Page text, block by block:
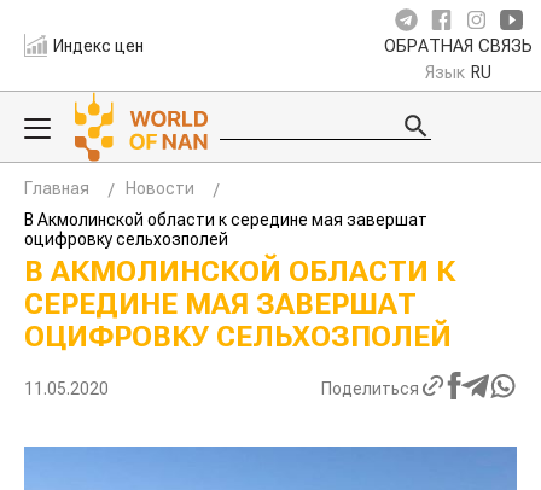
Индекс цен ОБРАТНАЯ СВЯЗЬ
Язык RU
Главная
Новости
В Акмолинской области к середине мая завершат
оцифровку сельхозполей
В АКМОЛИНСКОЙ ОБЛАСТИ К
СЕРЕДИНЕ МАЯ ЗАВЕРШАТ
ОЦИФРОВКУ СЕЛЬХОЗПОЛЕЙ
11.05.2020 Поделиться